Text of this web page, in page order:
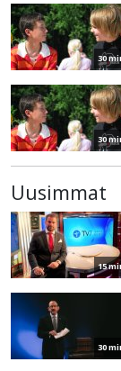
30
30
Uusimmat
15
30